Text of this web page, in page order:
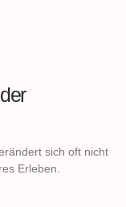
sich oft nicht
Erleben.